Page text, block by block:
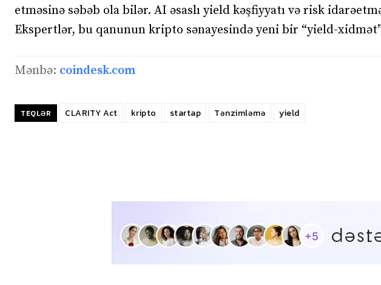
etməsinə səbəb ola bilər. AI əsaslı yield kəşfiyyatı və risk
Ekspertlər, bu qanunun kripto sənayesində yeni bir “yield-xidmət”
Mənbə: coindesk.com
TEQLƏR CLARITY Act kripto startap Tənzimləmə yield